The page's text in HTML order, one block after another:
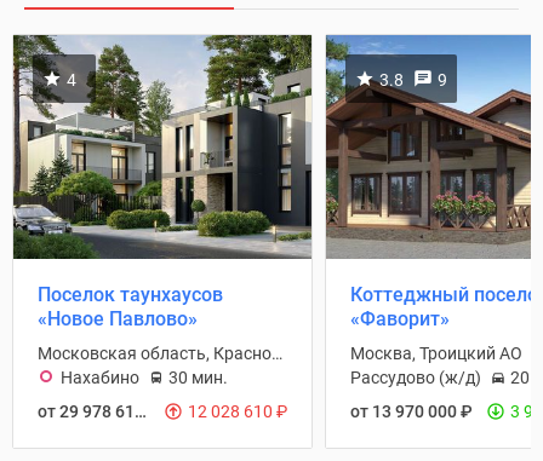
4
Поселок таунхаусов
«Новое Павлово»
Московская область, Красногорск городской округ
Нахабино
30 мин.
от 29 978 610
12 028 610 ₽
3.8 9
Коттеджный
«Фаворит»
Москва, Троицкий АО
Рассудово (ж/д)
20
от 13 970 000₽ 3